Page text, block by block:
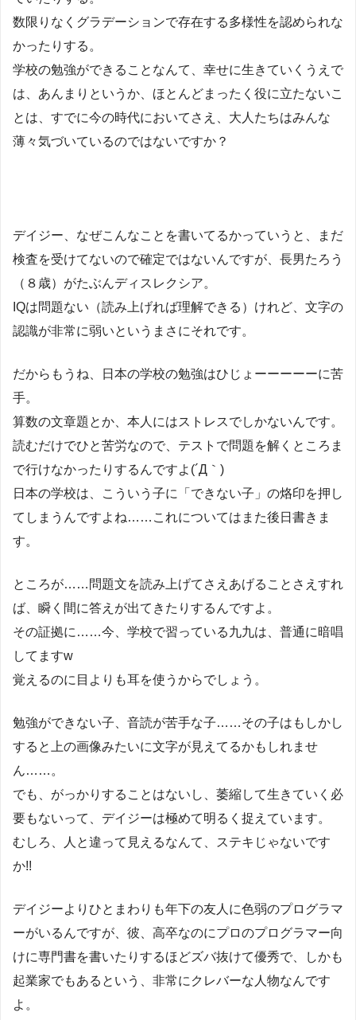
数限りなくグラデーションで存在する多様性を認められな
かったりする。
学校の勉強ができることなんて、幸せに生きていくうえで
は、あんまりというか、ほとんどまったく役に立たないこ
とは、すでに今の時代においてさえ、大人たちはみんな
薄々気づいているのではないですか？
デイジー、なぜこんなことを書いてるかっていうと、まだ
検査を受けてないので確定ではないんですが、長男たろう
（８歳）がたぶんディスレクシア。
IQは問題ない（読み上げれば理解できる）けれど、文字の
認識が非常に弱いというまさにそれです。
だからもうね、日本の学校の勉強はひじょーーーーーに苦
手。
算数の文章題とか、本人にはストレスでしかないんです。
読むだけでひと苦労なので、テストで問題を解くところま
で行けなかったりするんですよ(´Д｀)
日本の学校は、こういう子に「できない子」の烙印を押し
てしまうんですよね……これについてはまた後日書きま
す。
ところが……問題文を読み上げてさえあげることさえすれ
ば、瞬く間に答えが出てきたりするんですよ。
その証拠に……今、学校で習っている九九は、普通に暗唱
してますw
覚えるのに目よりも耳を使うからでしょう。
勉強ができない子、音読が苦手な子……その子はもしかし
すると上の画像みたいに文字が見えてるかもしれませ
ん……。
でも、がっかりすることはないし、萎縮して生きていく必
要もないって、デイジーは極めて明るく捉えています。
むしろ、人と違って見えるなんて、ステキじゃないです
か!!
デイジーよりひとまわりも年下の友人に色弱のプログラマ
ーがいるんですが、彼、高卒なのにプロのプログラマー向
けに専門書を書いたりするほどズバ抜けて優秀で、しかも
起業家でもあるという、非常にクレバーな人物なんです
よ。